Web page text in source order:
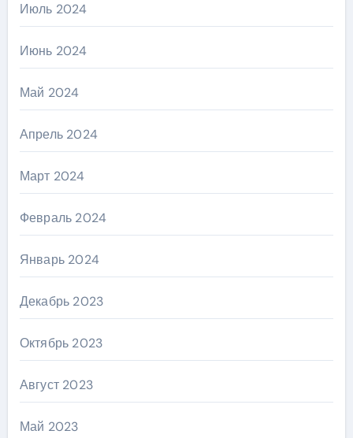
Июль 2024
Июнь 2024
Май 2024
Апрель 2024
Март 2024
Февраль 2024
Январь 2024
Декабрь 2023
Октябрь 2023
Август 2023
Май 2023